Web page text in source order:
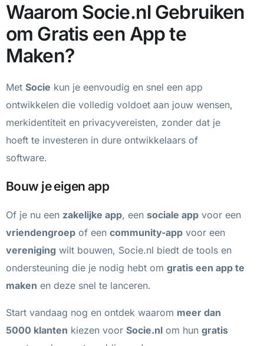
Waarom Socie.nl Gebruiken
om Gratis een App te
Maken?
Met Socie kun je eenvoudig en snel een app
ontwikkelen die volledig voldoet aan jouw wensen,
merkidentiteit en privacyvereisten, zonder dat je
hoeft te investeren in dure ontwikkelaars of
software.
Bouw je eigen app
Of je nu een zakelijke app, een sociale app voor een
vriendengroep of een community-app voor een
vereniging wilt bouwen, Socie.nl biedt de tools en
ondersteuning die je nodig hebt om gratis een app te
maken en deze snel te lanceren.
Start vandaag nog en ontdek waarom meer dan
5000 klanten kiezen voor Socie.nl om hun gratis